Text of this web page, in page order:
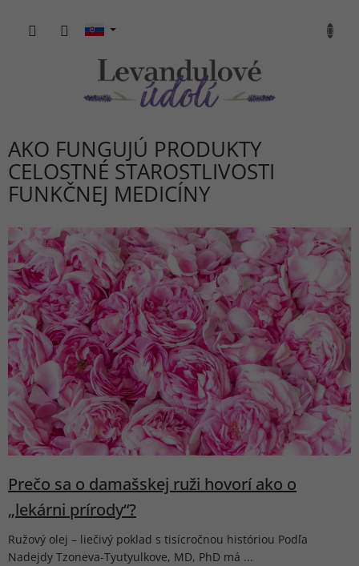
obsah
KOŠÍK
AKO FUNGUJÚ PRODUKTY
CELOSTNÉ STAROSTLIVOSTI
FUNKČNEJ MEDICÍNY
V
ý
p
i
s
č
l
á
n
k
o
v
Prečo sa o damašskej ruži hovorí ako o
„lekárni prírody“?
Ružový olej – liečivý poklad s tisícročnou históriou Podľa
Nadejdy Tzoneva-Tyutyulkove, MD, PhD má ...